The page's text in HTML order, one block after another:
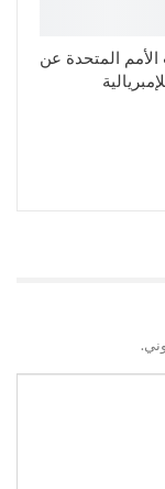
الأمم المتحدة عن